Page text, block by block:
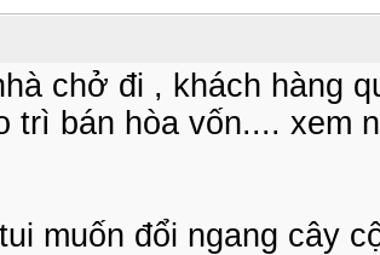
chở đi , khách hàng
trì bán hòa vốn.... xem
muốn đổi ngang cây